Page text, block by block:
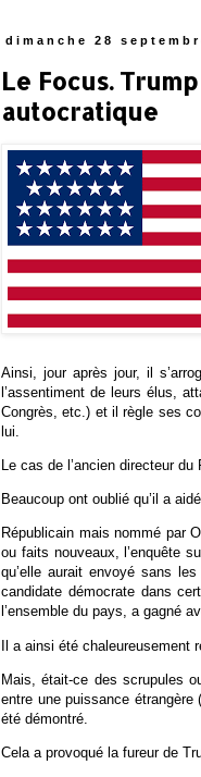
dimanche 28
Le Focus.
autocratique
Ainsi, jour après jour, il
l’assentiment de leurs élus,
Congrès, etc.) et il règle ses
lui.
Le cas de l’ancien directeur
Beaucoup ont oublié qu’il a
Républicain mais nommé par
ou faits nouveaux, l’enquête
qu’elle aurait envoyé sans
candidate démocrate dans
l’ensemble du pays, a gagné
Il a ainsi été chaleureusement
Mais, était-ce des scrupules
entre une puissance
été démontré.
Cela a provoqué la fureur de